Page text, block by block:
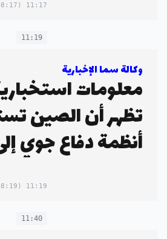
11:17
(08:17 in your timezone)
11:19
وكالة سما الإخبارية
معلومات
تظهر أن الصين
أنظمة دفاع جوي
11:19
(08:19 in your timezone)
11:40